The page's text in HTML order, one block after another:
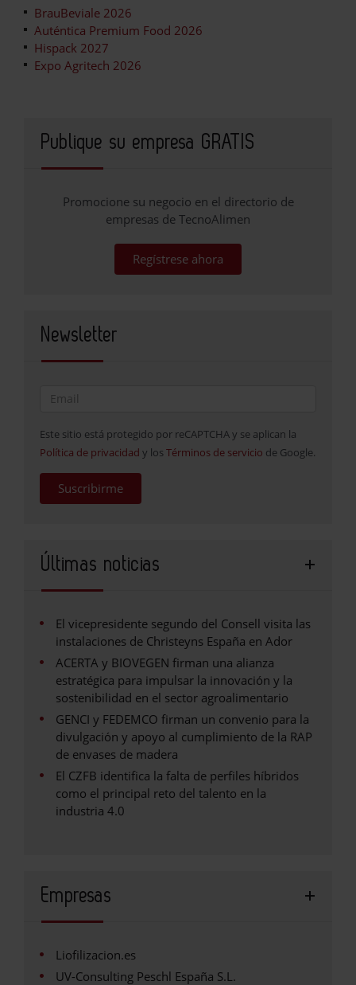
BrauBeviale 2026
Auténtica Premium Food 2026
Hispack 2027
Expo Agritech 2026
Publique su empresa GRATIS
Promocione su negocio en el directorio de
empresas de TecnoAlimen
Regístrese ahora
Newsletter
Este sitio está protegido por reCAPTCHA y se aplican la
Política de privacidad y los Términos de servicio de Google.
Suscribirme
Últimas noticias
El vicepresidente segundo del Consell visita las
instalaciones de Christeyns España en Ador
ACERTA y BIOVEGEN firman una alianza
estratégica para impulsar la innovación y la
sostenibilidad en el sector agroalimentario
GENCI y FEDEMCO firman un convenio para la
divulgación y apoyo al cumplimiento de la RAP
de envases de madera
El CZFB identifica la falta de perfiles híbridos
como el principal reto del talento en la
industria 4.0
Empresas
Liofilizacion.es
UV-Consulting Peschl España S.L.